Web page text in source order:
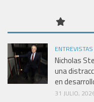
Nicholas
una
en
31 JULIO,